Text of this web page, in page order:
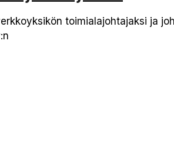
toimialajohtajaksi ja